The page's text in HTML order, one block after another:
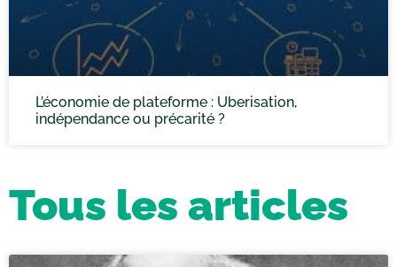
L’économie de plateforme : Uberisation,
indépendance ou précarité ?
Tous les articles